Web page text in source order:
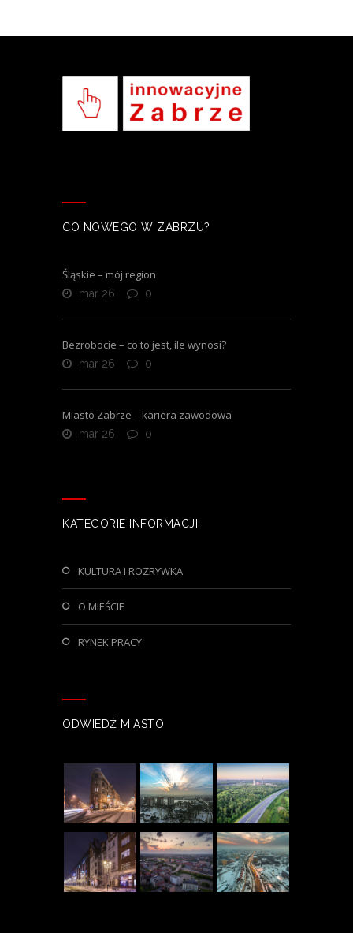
CO NOWEGO W ZABRZU?
Śląskie – mój region
mar 26 0
Bezrobocie – co to jest, ile wynosi?
mar 26 0
Miasto Zabrze – kariera zawodowa
mar 26 0
KATEGORIE INFORMACJI
KULTURA I ROZRYWKA
O MIEŚCIE
RYNEK PRACY
ODWIEDŹ MIASTO